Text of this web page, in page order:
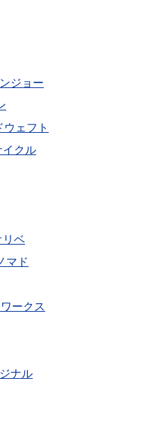
ジョー
ェフト
イクル
リベ
マド
ークス
ナル